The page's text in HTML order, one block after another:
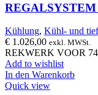
REGALSYSTEM
Kühlung, Kühl- und
€ 1.026,00 exkl. MWSt.
REKWERK VOOR
Add to wishlist
In den Warenkorb
Quick view